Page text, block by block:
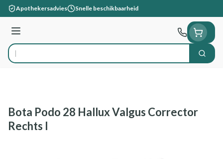
Ga naar de inhoud
Apothekersadvies Snelle beschikbaarheid
Menu
Product, merk, categorie... Zoek
Bota Podo 28 Hallux Valgus Corrector
Rechts l